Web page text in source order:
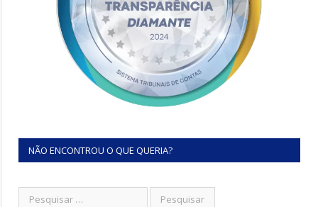
NÃO ENCONTROU O QUE QUERIA?